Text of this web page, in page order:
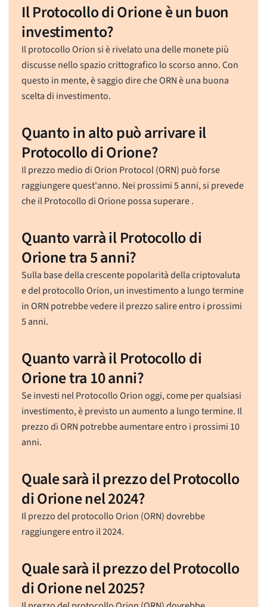
Il Protocollo di Orione è un buon
investimento?
Il protocollo Orion si è rivelato una delle monete più
discusse nello spazio crittografico lo scorso anno. Con
questo in mente, è saggio dire che ORN è una buona
scelta di investimento.
Quanto in alto può arrivare il
Protocollo di Orione?
Il prezzo medio di Orion Protocol (ORN) può forse
raggiungere quest'anno. Nei prossimi 5 anni, si prevede
che il Protocollo di Orione possa superare .
Quanto varrà il Protocollo di
Orione tra 5 anni?
Sulla base della crescente popolarità della criptovaluta
e del protocollo Orion, un investimento a lungo termine
in ORN potrebbe vedere il prezzo salire entro i prossimi
5 anni.
Quanto varrà il Protocollo di
Orione tra 10 anni?
Se investi nel Protocollo Orion oggi, come per qualsiasi
investimento, è previsto un aumento a lungo termine. Il
prezzo di ORN potrebbe aumentare entro i prossimi 10
anni.
Quale sarà il prezzo del Protocollo
di Orione nel 2024?
Il prezzo del protocollo Orion (ORN) dovrebbe
raggiungere entro il 2024.
Quale sarà il prezzo del Protocollo
di Orione nel 2025?